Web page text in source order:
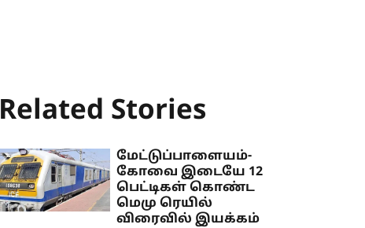
Related Stories
மேட்டுப்பாளையம்-
கோவை இடையே 12
பெட்டிகள் கொண்ட
மெமு ரெயில்
விரைவில் இயக்கம்